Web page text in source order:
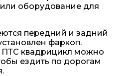
оборудование для
передний и задний
фаркоп.
квадрицикл можно
ездить по дорогам